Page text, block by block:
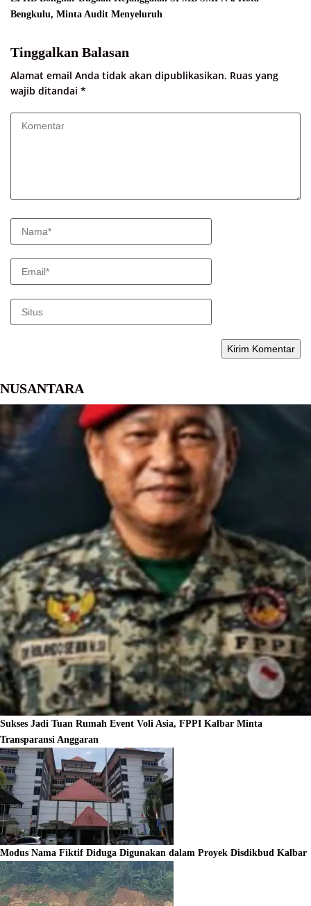
Bengkulu, Minta Audit Menyeluruh
Tinggalkan Balasan
Alamat email Anda tidak akan dipublikasikan. Ruas yang
wajib ditandai *
NUSANTARA
Sukses Jadi Tuan Rumah Event Voli Asia, FPPI Kalbar Minta
Transparansi Anggaran
Modus Nama Fiktif Diduga Digunakan dalam Proyek Disdikbud Kalbar